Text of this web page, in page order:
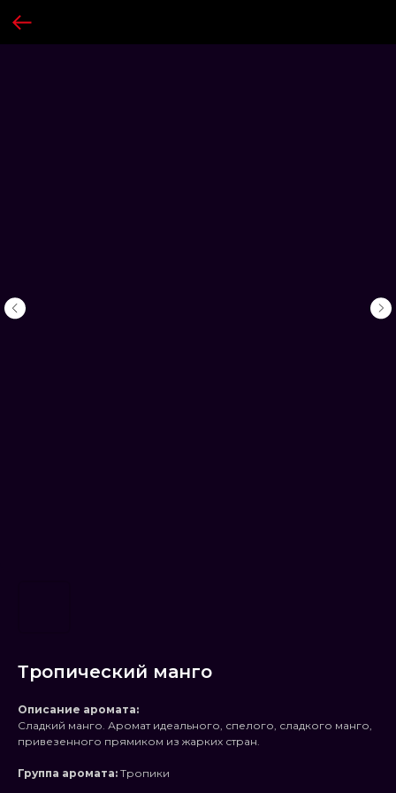
Тропический манго
Описание аромата:
Сладкий манго. Аромат идеального, спелого, сладкого манго,
привезенного прямиком из жарких стран.
Группа аромата: Тропики